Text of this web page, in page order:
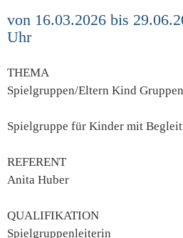
von 16.03.2026 bis
Uhr
THEMA
Spielgruppen/Eltern Kind Gruppen
Spielgruppe für Kinder mit
REFERENT
Anita Huber
QUALIFIKATION
Spielgruppenleiterin